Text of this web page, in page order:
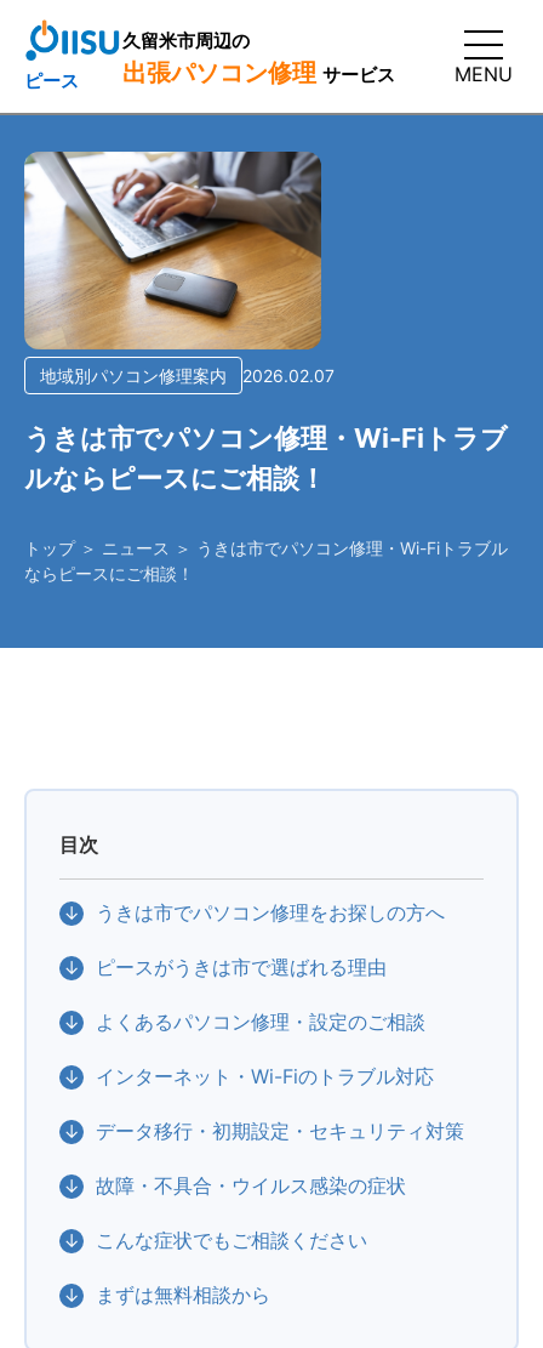
ピース
久留米市周辺の
出張パソコン修理 サービス MENU
地域別パソコン修理案内 2026.02.07
うきは市でパソコン修理・Wi-Fiトラブ
ルならピースにご相談！
トップ＞ ニュース ＞ うきは市でパソコン修理・Wi-Fiトラブル
ならピースにご相談！
目次
うきは市でパソコン修理をお探しの方へ
ピースがうきは市で選ばれる理由
よくあるパソコン修理・設定のご相談
インターネット・Wi-Fiのトラブル対応
データ移行・初期設定・セキュリティ対策
故障・不具合・ウイルス感染の症状
こんな症状でもご相談ください
まずは無料相談から